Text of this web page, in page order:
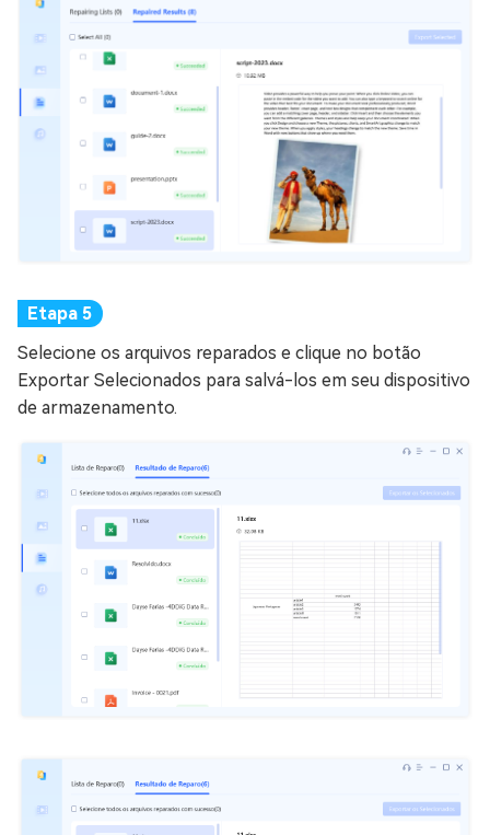
Selecione os arquivos reparados e clique no botão
Exportar Selecionados para salvá-los em seu dispositivo
de armazenamento.